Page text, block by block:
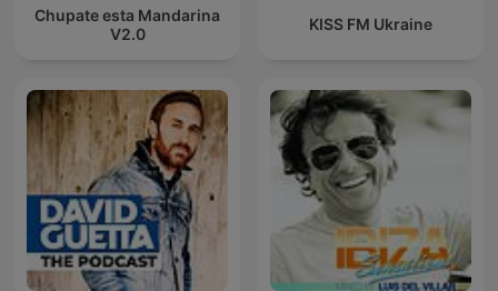
Chupate esta Mandarina
V2.0
KISS FM Ukraine